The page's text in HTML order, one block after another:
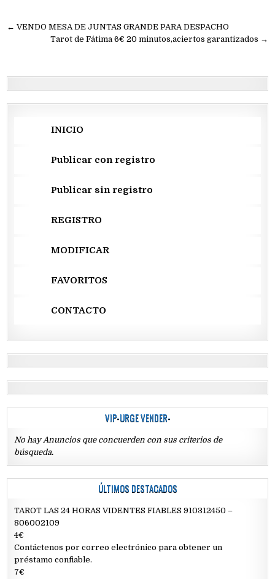
Navegación
← VENDO MESA DE JUNTAS GRANDE PARA DESPACHO
Tarot de Fátima 6€ 20 minutos,aciertos garantizados →
INICIO
Publicar con registro
Publicar sin registro
REGISTRO
MODIFICAR
FAVORITOS
CONTACTO
VIP-URGE VENDER-
No hay Anuncios que concuerden con sus criterios de
búsqueda.
ÚLTIMOS DESTACADOS
TAROT LAS 24 HORAS VIDENTES FIABLES 910312450 –
806002109
4€
Contáctenos por correo electrónico para obtener un
préstamo confiable.
7€